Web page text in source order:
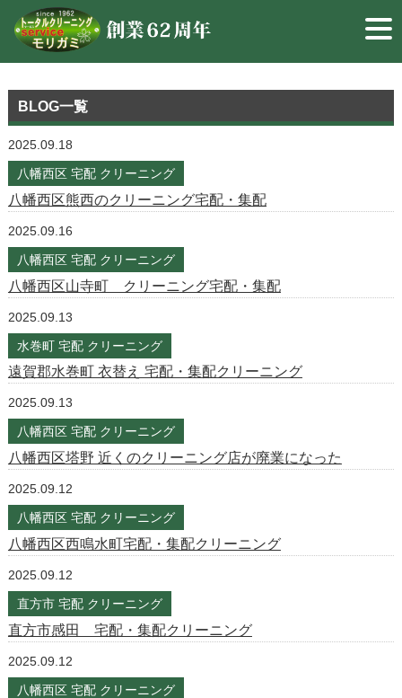
BLOG一覧
2025.09.18
八幡西区 宅配 クリーニング
八幡西区熊西のクリーニング宅配・集配
2025.09.16
八幡西区 宅配 クリーニング
八幡西区山寺町 クリーニング宅配・集配
2025.09.13
水巻町 宅配 クリーニング
遠賀郡水巻町 衣替え 宅配・集配クリーニング
2025.09.13
八幡西区 宅配 クリーニング
八幡西区塔野 近くのクリーニング店が廃業になった
2025.09.12
八幡西区 宅配 クリーニング
八幡西区西鳴水町宅配・集配クリーニング
2025.09.12
直方市 宅配 クリーニング
直方市感田 宅配・集配クリーニング
2025.09.12
八幡西区 宅配 クリーニング